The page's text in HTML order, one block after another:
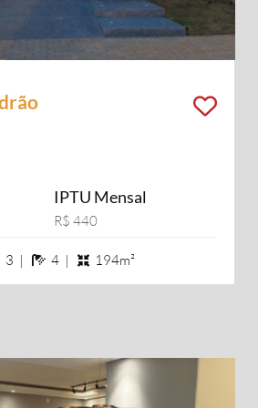
IPTU Mensal
R$ 440
3 suítes
3 | 4 banheiros
4 | 194m²